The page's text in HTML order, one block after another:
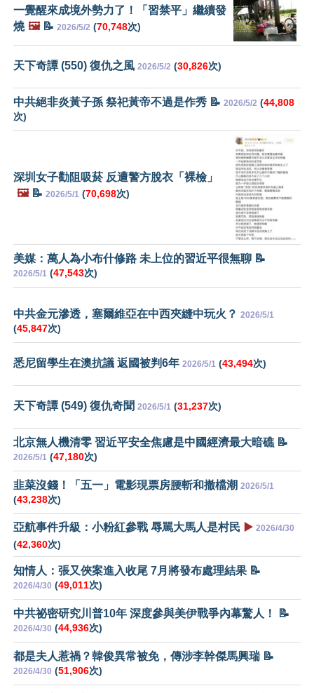
一覺醒來成境外勢力了！「習禁平」繼續發
燒 🖼️📝 2026/5/2 (70,748次)
天下奇譚 (550) 復仇之風 2026/5/2 (30,826次)
中共絕非炎黃子孫 祭祀黃帝不過是作秀 📝 2026/5/2 (44,808
次)
深圳女子勸阻吸菸 反遭警方脫衣「裸檢」
🖼️📝 2026/5/1 (70,698次)
美媒：萬人為小布什修路 未上位的習近平很無聊 📝
2026/5/1 (47,543次)
中共金元滲透，塞爾維亞在中西夾縫中玩火？ 2026/5/1
(45,847次)
悉尼留學生在澳抗議 返國被判6年 2026/5/1 (43,494次)
天下奇譚 (549) 復仇奇聞 2026/5/1 (31,237次)
北京無人機清零 習近平安全焦慮是中國經濟最大暗礁 📝
2026/5/1 (47,180次)
韭菜沒錢！「五一」電影現票房腰斬和撤檔潮 2026/5/1
(43,238次)
亞航事件升級：小粉紅參戰 辱駡大馬人是村民 ▶️ 2026/4/30
(42,360次)
知情人：張又俠案進入收尾 7月將發布處理結果 📝
2026/4/30 (49,011次)
中共祕密研究川普10年 深度參與美伊戰爭內幕驚人！ 📝
2026/4/30 (44,936次)
都是夫人惹禍？韓俊異常被免，傳涉李幹傑馬興瑞 📝
2026/4/30 (51,906次)